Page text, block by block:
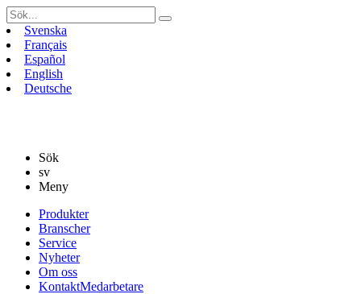
Sök
efter:Svenska
Français
Español
English
Deutsche
Sök
sv
Meny
vidare
innehåll
Produkter
Branscher
Service
Nyheter
Om oss
KontaktMedarbetare